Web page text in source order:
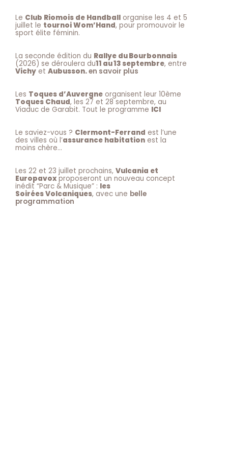
Le Club Riomois de Handball organise les 4 et 5
juillet le tournoi Wom’Hand, pour promouvoir le
sport élite féminin.
La seconde édition du Rallye du Bourbonnais
(2026) se déroulera du11 au 13 septembre, entre
Vichy et Aubusson.en savoir plus
Les Toques d’Auvergne organisent leur 10ème
Toques Chaud, les 27 et 28 septembre, au
Viaduc de Garabit. Tout le programme ICI
Le saviez-vous ? Clermont-Ferrand est l’une
des villes où l’assurance habitation est la
moins chère…
Les 22 et 23 juillet prochains, Vulcania et
Europavoxproposeront un nouveau concept
inédit “Parc & Musique” : les
Soirées Volcaniques, avec une belle
programmation